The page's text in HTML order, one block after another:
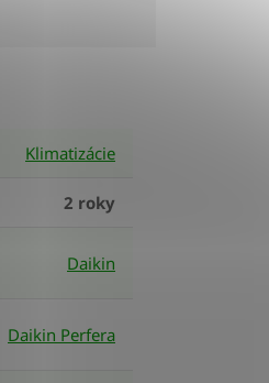
Klimatizácie
2 roky
Daikin
Daikin Perfera